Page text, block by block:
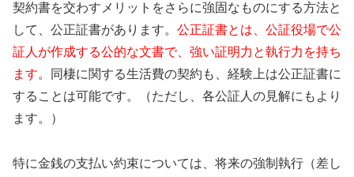
契約書を交わすメリットをさらに強固なものにする方法と
して、公正証書があります。 公正証書とは、公証役場で公
証人が作成する公的な文書で、強い証明力と執行力を持ち
ます。同棲に関する生活費の契約も、経験上は公正証書に
することは可能です。（ただし、各公証人の見解にもより
ます。）
特に金銭の支払い約束については、将来の強制執行（差し